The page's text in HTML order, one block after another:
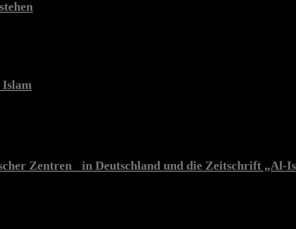
Zentren in Deutschland und die Zeitschrift „Al-